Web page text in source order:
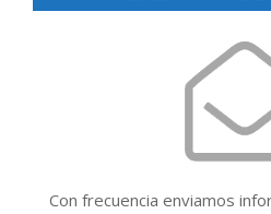
Con frecuencia enviamos